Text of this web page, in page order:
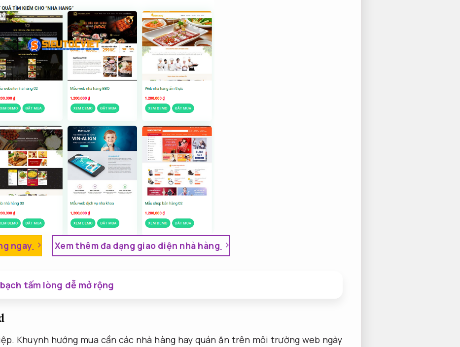
ngay Xem thêm đa dạng giao diện nhà hàng
tấm lòng dễ mở rộng
Khuynh hướng mua cần các nhà hàng hay quán ăn trên môi trường web ngày